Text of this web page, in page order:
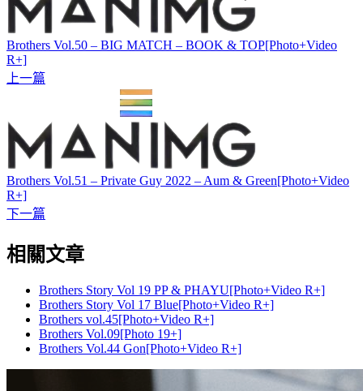
Brothers Vol.50 – BIG MATCH – BOOK & TOP[Photo+Video
R+]
上一篇
Brothers Vol.51 – Private Guy 2022 – Aum & Green[Photo+Video
R+]
下一篇
相關文章
Brothers Story Vol 19 PP & PHAYU[Photo+Video R+]
Brothers Story Vol 17 Blue[Photo+Video R+]
Brothers vol.45[Photo+Video R+]
Brothers Vol.09[Photo 19+]
Brothers Vol.44 Gon[Photo+Video R+]